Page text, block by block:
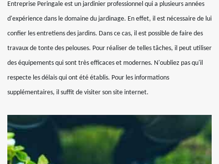
Entreprise Peringale est un jardinier professionnel qui a plusieurs années
d'expérience dans le domaine du jardinage. En effet, il est nécessaire de lui
confier les entretiens des jardins. Dans ce cas, il est possible de faire des
travaux de tonte des pelouses. Pour réaliser de telles tâches, il peut utiliser
des équipements qui sont très efficaces et modernes. N'oubliez pas qu'il
respecte les délais qui ont été établis. Pour les informations
supplémentaires, il suffit de visiter son site internet.